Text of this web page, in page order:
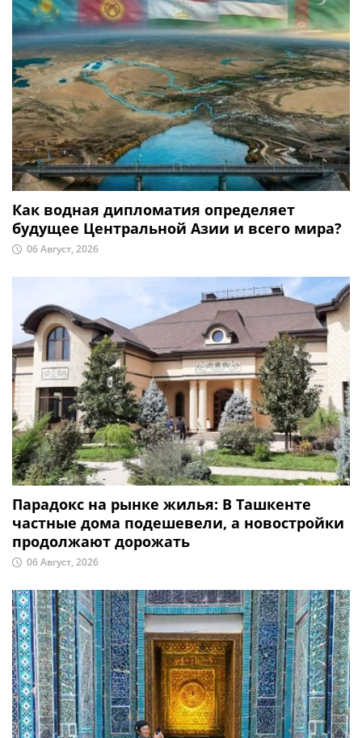
Как водная дипломатия определяет
будущее Центральной Азии и всего мира?
06 Август, 2026
Парадокс на рынке жилья: В Ташкенте
частные дома подешевели, а новостройки
продолжают дорожать
06 Август, 2026